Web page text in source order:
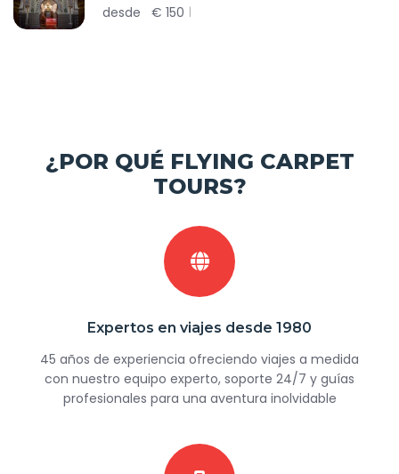
desde € 150
¿POR QUÉ FLYING CARPET
TOURS?
Expertos en viajes desde 1980
45 años de experiencia ofreciendo viajes a medida
con nuestro equipo experto, soporte 24/7 y guías
profesionales para una aventura inolvidable